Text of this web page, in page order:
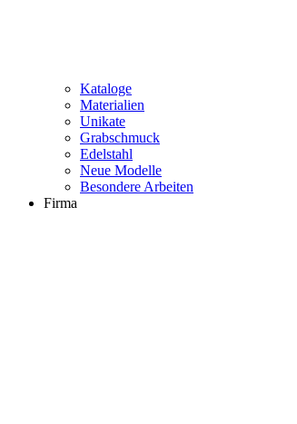
Kataloge
Materialien
Unikate
Grabschmuck
Edelstahl
Neue Modelle
Besondere Arbeiten
Firma